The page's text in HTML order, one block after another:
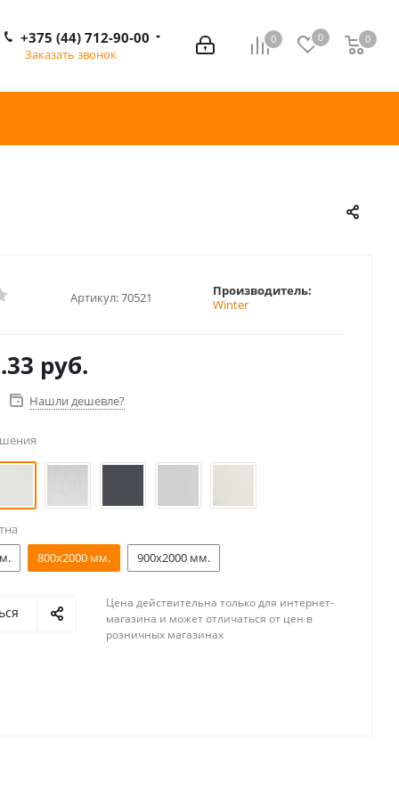
0 0 0
0
+375 (44) 712-90-00
Заказать звонок
Артикул:70521
Производитель:
Winter
руб.
Нашли дешевле?
800x2000 мм. 900x2000 мм.
Цена действительна только для интернет-
магазина и может отличаться от цен в
розничных магазинах